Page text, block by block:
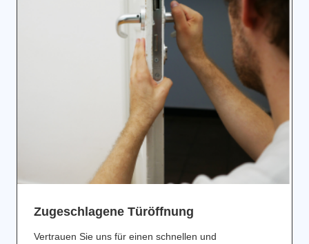
Zugeschlagene Türöffnung
Vertrauen Sie uns für einen schnellen und